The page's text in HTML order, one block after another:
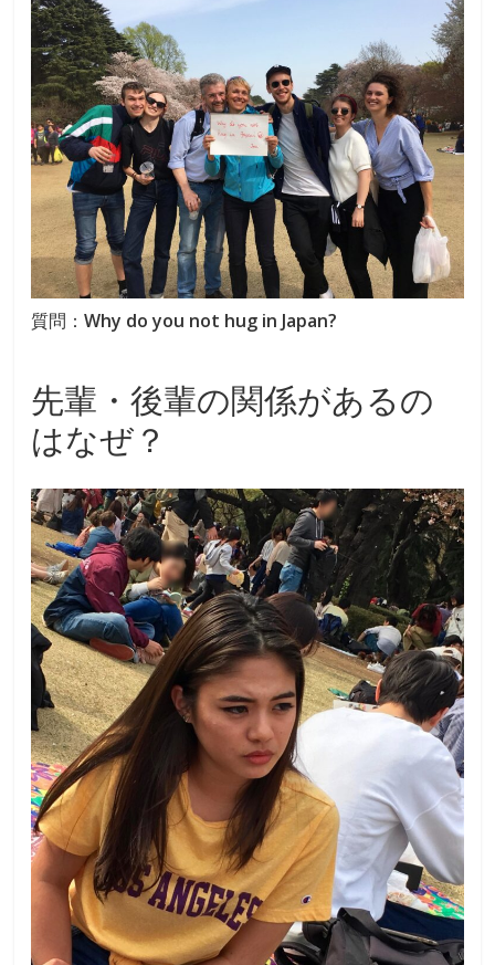
質問：Why do you not hug in Japan?
先輩・後輩の関係があるの
はなぜ？